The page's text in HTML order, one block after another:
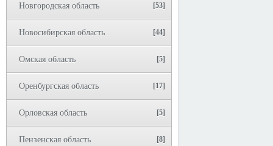
Новгородская область [53]
Новосибирская область [44]
Омская область [5]
Оренбургская область [17]
Орловская область [5]
Пензенская область [8]